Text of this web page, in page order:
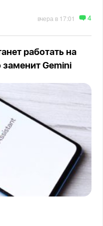
вчера в 17:01 4
работать на
заменит Gemini